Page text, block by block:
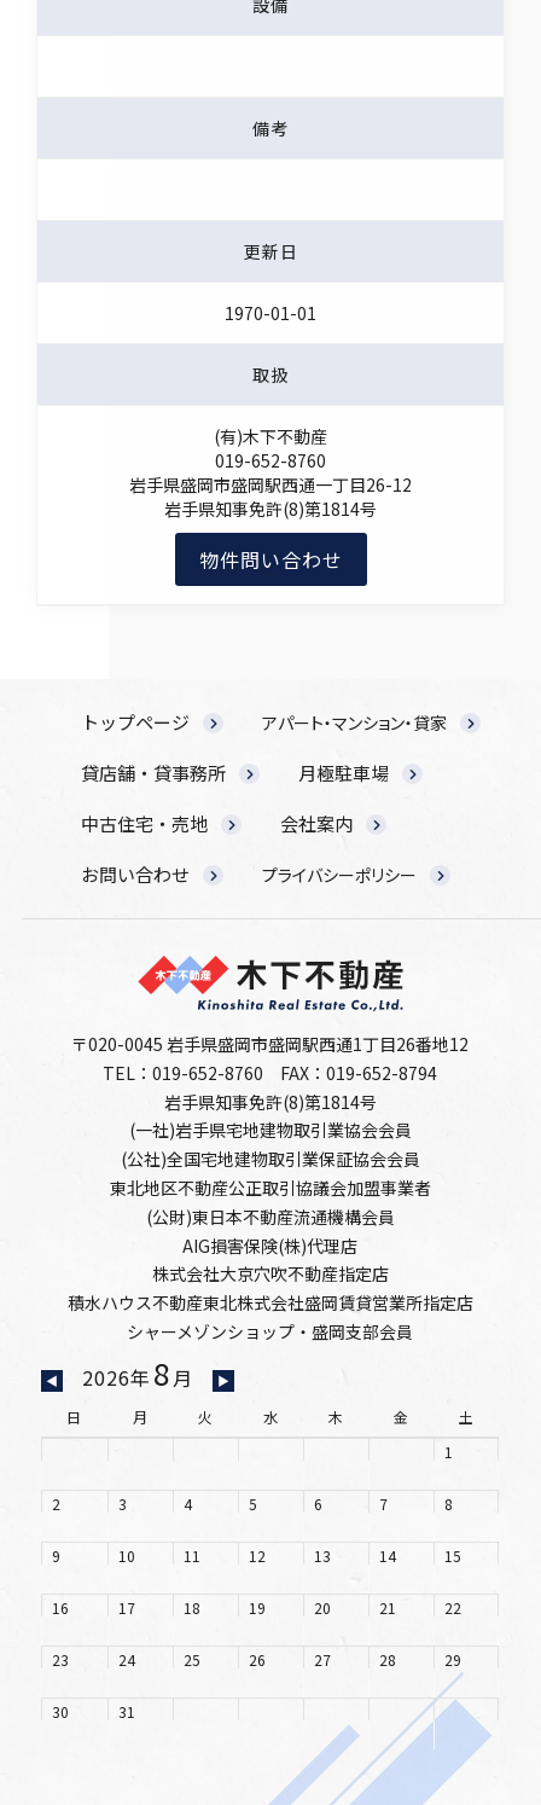
設備
備考
更新日
1970-01-01
取扱
(有)木下不動産
019-652-8760
岩手県盛岡市盛岡駅西通一丁目26-12
岩手県知事免許(8)第1814号
物件問い合わせ
トップページ アパート・マンション・貸家
貸店舗・貸事務所
月極駐車場
中古住宅・売地
会社案内
お問い合わせ
プライバシーポリシー
〒020-0045 岩手県盛岡市盛岡駅西通1丁目26番地12
TEL：019-652-8760 FAX：019-652-8794
岩手県知事免許(8)第1814号
(一社)岩手県宅地建物取引業協会会員
(公社)全国宅地建物取引業保証協会会員
東北地区不動産公正取引協議会加盟事業者
(公財)東日本不動産流通機構会員
AIG損害保険(株)代理店
株式会社大京穴吹不動産指定店
積水ハウス不動産東北株式会社盛岡賃貸営業所指定店
シャーメゾンショップ・盛岡支部会員
◀ 2026年 8 月 ▶
日 月 火 水 木 金
土
1
2 3 4 5 6 7 8
9 10 11 12 13 14 15
16 17 18 19 20 21 22
23 24 25 26 27 28 29
30 31